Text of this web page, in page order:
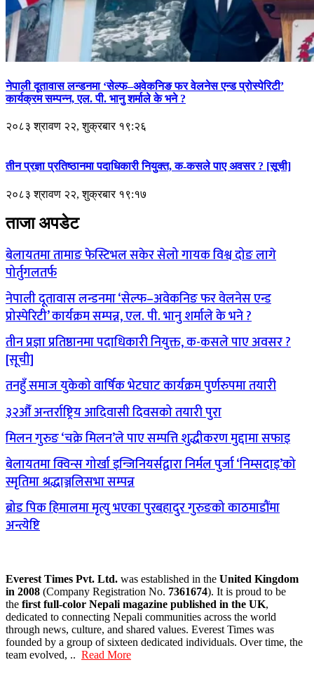
नेपाली दूतावास लन्डनमा ‘सेल्फ–अवेकनिङ फर वेलनेस एन्ड प्रोस्पेरिटी’
कार्यक्रम सम्पन्न, एल. पी. भानु शर्माले के भने ?
२०८३ श्रावण २२, शुक्रबार १९:२६
तीन प्रज्ञा प्रतिष्ठानमा पदाधिकारी नियुक्त, क-कसले पाए अवसर ? [सूची]
२०८३ श्रावण २२, शुक्रबार १९:१७
ताजा अपडेट
बेलायतमा तामाङ फेस्टिभल सकेर सेलो गायक विश्व दोङ लागे
पोर्तुगलतर्फ
नेपाली दूतावास लन्डनमा ‘सेल्फ–अवेकनिङ फर वेलनेस एन्ड
प्रोस्पेरिटी’ कार्यक्रम सम्पन्न, एल. पी. भानु शर्माले के भने ?
तीन प्रज्ञा प्रतिष्ठानमा पदाधिकारी नियुक्त, क-कसले पाए अवसर ?
[सूची]
तनहुँ समाज युकेको वार्षिक भेटघाट कार्यक्रम पुर्णरुपमा तयारी
३२औँ अन्तर्राष्ट्रिय आदिवासी दिवसको तयारी पुरा
मिलन गुरुङ ‘चक्रे मिलन’ले पाए सम्पत्ति शुद्धीकरण मुद्दामा सफाइ
बेलायतमा क्विन्स गोर्खा इन्जिनियर्सद्वारा निर्मल पुर्जा ‘निम्सदाइ’को
स्मृतिमा श्रद्धाञ्जलिसभा सम्पन्न
ब्रोड पिक हिमालमा मृत्यु भएका पुरबहादुर गुरुङको काठमाडौंमा
अन्त्येष्टि
Everest Times Pvt. Ltd. was established in the United Kingdom
in 2008 (Company Registration No. 7361674). It is proud to be
the first full-color Nepali magazine published in the UK,
dedicated to connecting Nepali communities across the world
through news, culture, and shared values. Everest Times was
founded by a group of sixteen dedicated individuals. Over time, the
team evolved, .. Read More